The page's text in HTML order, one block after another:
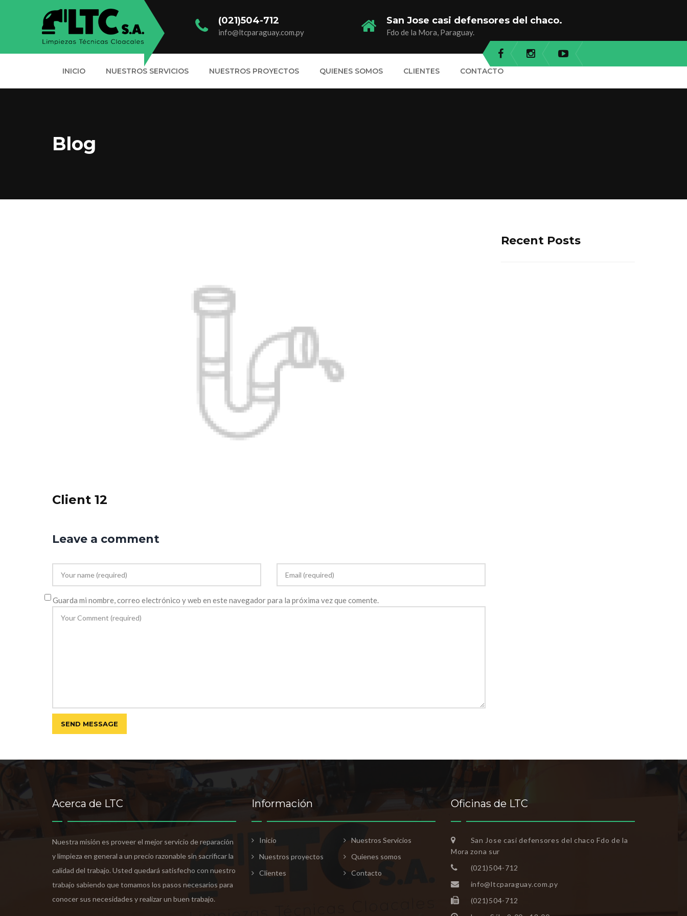
(021)504-712
info@ltcparaguay.com.py
San Jose casi defensores del chaco.
Fdo de la Mora, Paraguay.
INICIO NUESTROS SERVICIOS NUESTROS PROYECTOS QUIENES SOMOS CLIENTES CONTACTO
Blog
Client 12
Leave a comment
Guarda mi nombre, correo electrónico y web en este navegador para la próxima vez que comente.
Recent Posts
Acerca de LTC
Nuestra misión es proveer el mejor servicio de reparación
y limpieza en general a un precio razonable sin sacrificar la
calidad del trabajo. Usted quedará satisfecho con nuestro
trabajo sabiendo que tomamos los pasos necesarios para
conocer sus necesidades y realizar un buen trabajo.
Información
Inicio
Nuestros Servicios
Nuestros proyectos
Quienes somos
Clientes
Contacto
Oficinas de LTC
San Jose casi defensores del chaco Fdo de la
Mora zona sur
(021)504-712
info@ltcparaguay.com.py
(021)504-712